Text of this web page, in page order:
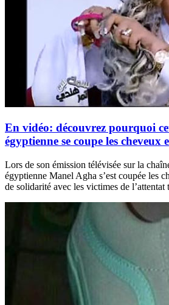
En vidéo: découvrez pourquoi
égyptienne se coupe les cheveux
Lors de son émission télévisée sur la
égyptienne Manel Agha s’est coupée les
de solidarité avec les victimes de l’attentat